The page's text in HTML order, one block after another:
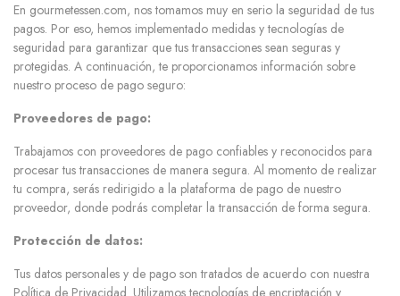
En gourmetessen.com, nos tomamos muy en serio la seguridad de tus
pagos. Por eso, hemos implementado medidas y tecnologías de
seguridad para garantizar que tus transacciones sean seguras y
protegidas. A continuación, te proporcionamos información sobre
nuestro proceso de pago seguro:
Proveedores de pago:
Trabajamos con proveedores de pago confiables y reconocidos para
procesar tus transacciones de manera segura. Al momento de realizar
tu compra, serás redirigido a la plataforma de pago de nuestro
proveedor, donde podrás completar la transacción de forma segura.
Protección de datos:
Tus datos personales y de pago son tratados de acuerdo con nuestra
Política de Privacidad. Utilizamos tecnologías de encriptación y